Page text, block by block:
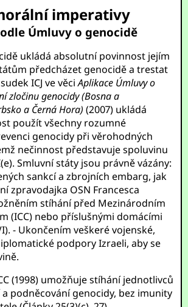
imperativy
Úmluvy o genocidě
ukládá absolutní povinnost jejím
předcházet genocidě a trestat
ICJ ve věciAplikace Úmluvy o
zločinu genocidy (Bosna a
a Černá Hora) (2007) ukládá
použít všechny rozumné
genocidy při věrohodných
nečinnost představuje spoluvinu
Smluvní státy jsou právně vázány:
sankcí a zbrojních embarg, jak
zpravodajka OSN Francesca
stíhání před Mezinárodním
(ICC) nebo příslušnými domácími
- Ukončením veškeré vojenské,
podpory Izraeli, aby se
(1998) umožňuje stíhání jednotlivců
podněcování genocidy, bez imunity